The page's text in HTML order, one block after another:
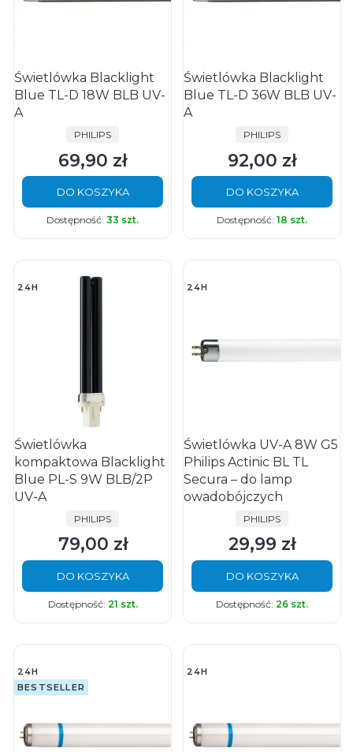
Świetlówka Blacklight
Blue TL-D 18W BLB UV-
A
PRODUCENT
PHILIPS
Cena
69,90 zł
DO KOSZYKA
Dostępność: 33 szt.
Świetlówka Blacklight
Blue TL-D 36W BLB UV-
A
PRODUCENT
PHILIPS
Cena
92,00 zł
DO KOSZYKA
Dostępność: 18 szt.
24H
Świetlówka
kompaktowa Blacklight
Blue PL-S 9W BLB/2P
UV-A
PRODUCENT
PHILIPS
Cena
79,00 zł
DO KOSZYKA
Dostępność: 21 szt.
24H
Świetlówka UV-A 8W G5
Philips Actinic BL TL
Secura – do lamp
owadobójczych
PRODUCENT
PHILIPS
Cena
29,99 zł
DO KOSZYKA
Dostępność: 26 szt.
24H
BESTSELLER
24H